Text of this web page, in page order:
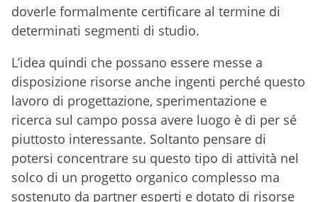
doverle formalmente certificare al termine di
determinati segmenti di studio.
L’idea quindi che possano essere messe a
disposizione risorse anche ingenti perché questo
lavoro di progettazione, sperimentazione e
ricerca sul campo possa avere luogo è di per sé
piuttosto interessante. Soltanto pensare di
potersi concentrare su questo tipo di attività nel
solco di un progetto organico complesso ma
sostenuto da partner esperti e dotato di risorse